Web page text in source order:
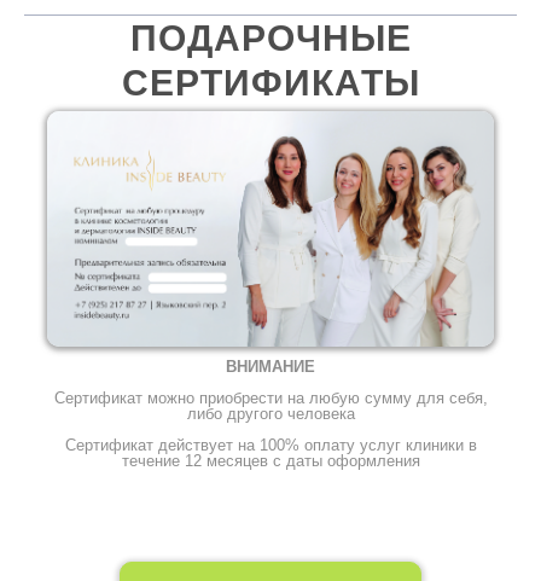
ПОДАРОЧНЫЕ
СЕРТИФИКАТЫ
ВНИМАНИЕ
Сертификат можно приобрести на любую сумму для себя,
либо другого человека
Сертификат действует на 100% оплату услуг клиники в
течение 12 месяцев с даты оформления